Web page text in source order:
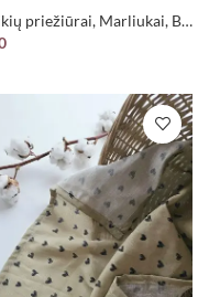
priežiūrai, Marliukai, Be